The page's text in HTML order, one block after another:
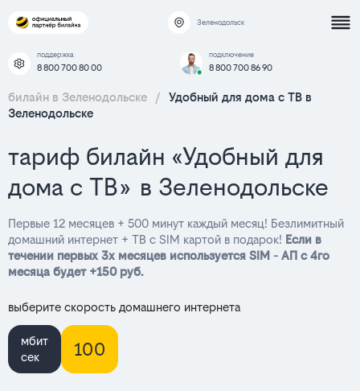
Зеленодольск
поддержка
8 800 700 80 00
подключение
8 800 700 86 90
билайн в Зеленодольске /
Удобный для дома с ТВ в
Зеленодольске
тариф билайн «Удобный для
дома с ТВ» в Зеленодольске
Первые 12 месяцев + 500 минут каждый месяц! Безлимитный
домашний интернет + ТВ с SIM картой в подарок! Если в
течении первых 3х месяцев используется SIM - АП с 4го
месяца будет +150 руб.
выберите скорость домашнего интернета
мбит
сек
100